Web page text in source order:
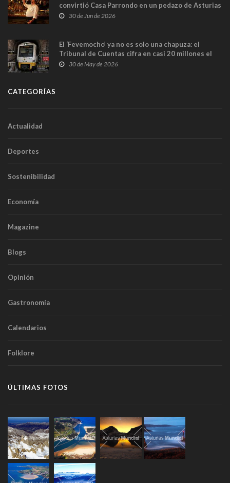
convirtió Casa Parrondo en un pedazo de Asturias
en Madrid
30 de Jun de 2026
El ‘Fevemocho’ ya no es solo una chapuza: el
Tribunal de Cuentas cifra en casi 20 millones el
sobrecoste de los trenes que no cabían por los
30 de May de 2026
CATEGORÍAS
Actualidad
Deportes
Sostenibilidad
Economía
Magazine
Blogs
Opinión
Gastronomía
Calendarios
Folklore
ÚLTIMAS FOTOS